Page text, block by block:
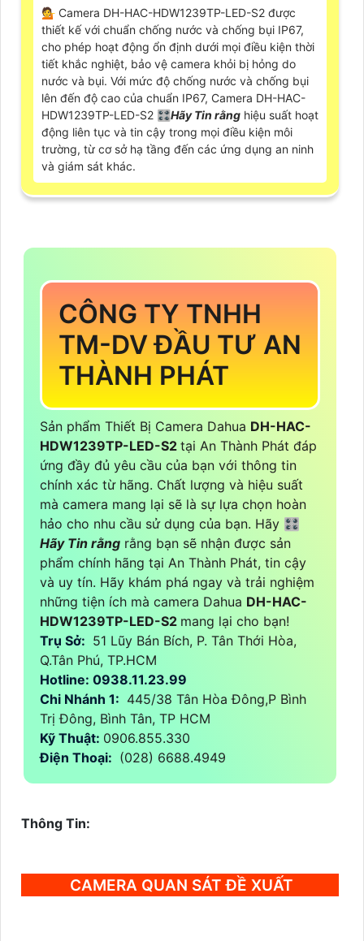
💁 Camera DH-HAC-HDW1239TP-LED-S2 được
thiết kế với chuẩn chống nước và chống bụi IP67,
cho phép hoạt động ổn định dưới mọi điều kiện thời
tiết khắc nghiệt, bảo vệ camera khỏi bị hỏng do
nước và bụi. Với mức độ chống nước và chống bụi
lên đến độ cao của chuẩn IP67, Camera DH-HAC-
HDW1239TP-LED-S2 🎛Hãy Tin rằng hiệu suất hoạt
động liên tục và tin cậy trong mọi điều kiện môi
trường, từ cơ sở hạ tầng đến các ứng dụng an ninh
và giám sát khác.
CÔNG TY TNHH
TM-DV ĐẦU TƯ AN
THÀNH PHÁT
Sản phẩm Thiết Bị Camera Dahua DH-HAC-
HDW1239TP-LED-S2 tại An Thành Phát đáp
ứng đầy đủ yêu cầu của bạn với thông tin
chính xác từ hãng. Chất lượng và hiệu suất
mà camera mang lại sẽ là sự lựa chọn hoàn
hảo cho nhu cầu sử dụng của bạn. Hãy 🎛
Hãy Tin rằng rằng bạn sẽ nhận được sản
phẩm chính hãng tại An Thành Phát, tin cậy
và uy tín. Hãy khám phá ngay và trải nghiệm
những tiện ích mà camera Dahua DH-HAC-
HDW1239TP-LED-S2 mang lại cho bạn!
Trụ Sở: 51 Lũy Bán Bích, P. Tân Thới Hòa,
Q.Tân Phú, TP.HCM
Hotline: 0938.11.23.99
Chi Nhánh 1: 445/38 Tân Hòa Đông,P Bình
Trị Đông, Bình Tân, TP HCM
Kỹ Thuật: 0906.855.330
Điện Thoại: (028) 6688.4949
Thông Tin:
CAMERA QUAN SÁT ĐỀ XUẤT